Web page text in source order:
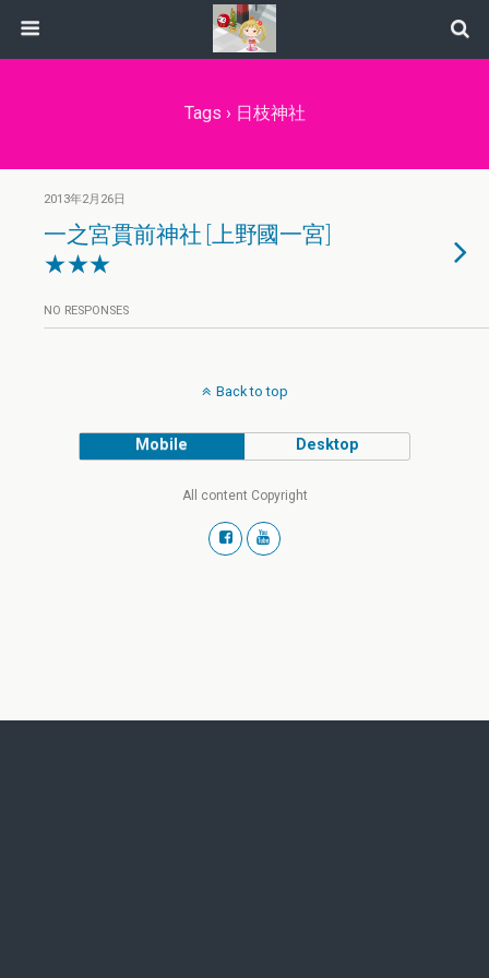
Tags › 日枝神社
2013年2月26日
一之宮貫前神社 [上野國一宮]
★★★
NO RESPONSES
Back to top
Mobile Desktop
All content Copyright